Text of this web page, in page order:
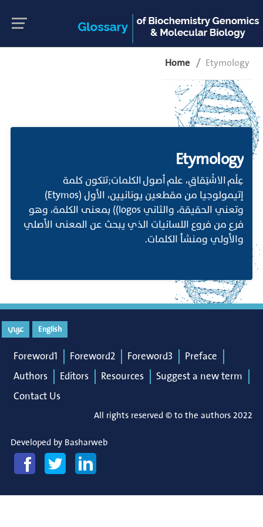
Home Etymology
Etymology
عِلْم الاشْتِقاقِ، علم أصول الكلمات;تتكون كلمة
إتيمولوجيا من مقطعين يونانيين، الأول (Etymos)
وتعني الحقيقة، والثاني logos)) بمعنى الكلمة، وهو
فرع من فروع اللسانيات الذي يبحث عن المعنى الأصلي
والأولي ومنشأ الكلمات.
English عربي
Foreword1 Foreword2 Foreword3
Preface
Authors
Editors Resources
Suggest a new term
Contact Us
All rights reserved © to the authors 2022
Developed by Basharweb